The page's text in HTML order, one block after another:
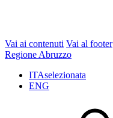
Vai ai contenuti Vai al footer
Regione Abruzzo
ITAselezionata
ENG